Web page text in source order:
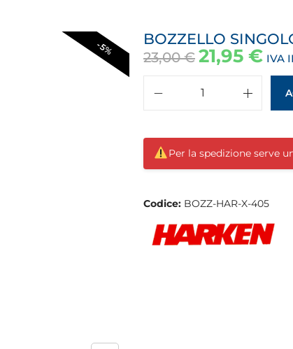
-5%
BOZZELLO
23,00€ 21,95 € IVA
Per la spedizione serve
Codice: BOZZ-HAR-X-405